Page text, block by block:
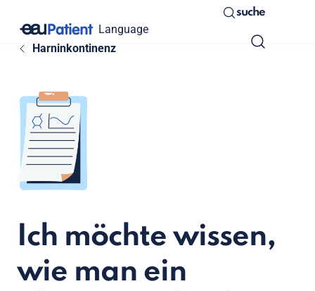
Language
suche
Harninkontinenz
Ich möchte wissen,
wie man ein